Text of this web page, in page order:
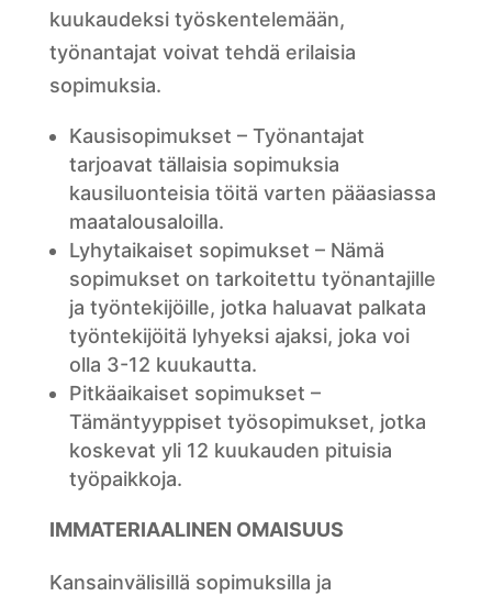
kuukaudeksi työskentelemään,
työnantajat voivat tehdä erilaisia
sopimuksia.
Kausisopimukset – Työnantajat
tarjoavat tällaisia sopimuksia
kausiluonteisia töitä varten pääasiassa
maatalousaloilla.
Lyhytaikaiset sopimukset – Nämä
sopimukset on tarkoitettu työnantajille
ja työntekijöille, jotka haluavat palkata
työntekijöitä lyhyeksi ajaksi, joka voi
olla 3-12 kuukautta.
Pitkäaikaiset sopimukset –
Tämäntyyppiset työsopimukset, jotka
koskevat yli 12 kuukauden pituisia
työpaikkoja.
IMMATERIAALINEN OMAISUUS
Kansainvälisillä sopimuksilla ja